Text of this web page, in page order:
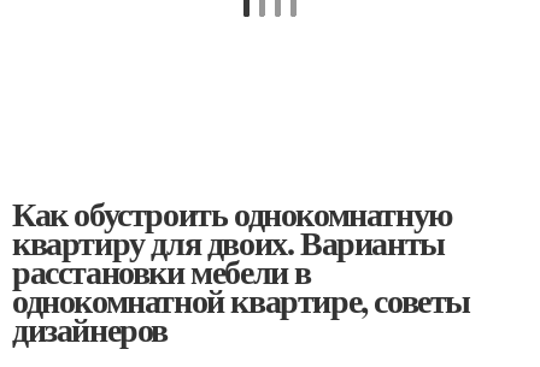
Как обустроить однокомнатную
квартиру для двоих. Варианты
расстановки мебели в
однокомнатной квартире, советы
дизайнеров